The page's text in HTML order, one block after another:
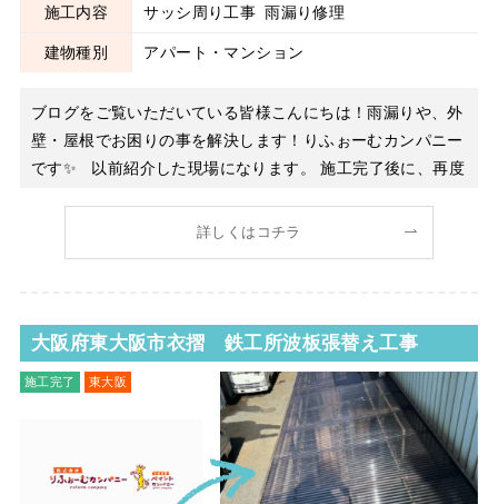
施工内容 サッシ周り工事 雨漏り修理
建物種別 アパート・マンション
ブログをご覧いただいている皆様こんにちは！雨漏りや、外
壁・屋根でお困りの事を解決します！りふぉーむカンパニー
です✨ 以前紹介した現場になります。 施工完了後に、再度
水が完全に止まっているかを確認します。 他にも原因がな
詳しくはコチラ
大阪府東大阪市衣摺 鉄工所波板張替え工事
施工完了 東大阪